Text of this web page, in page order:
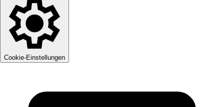
Cookie-Einstellungen